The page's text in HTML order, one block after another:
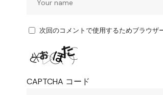
次回のコメントで使用するためブラウザ
CAPTCHA コード